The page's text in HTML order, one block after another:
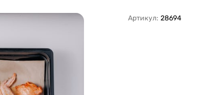
Артикул: 28694